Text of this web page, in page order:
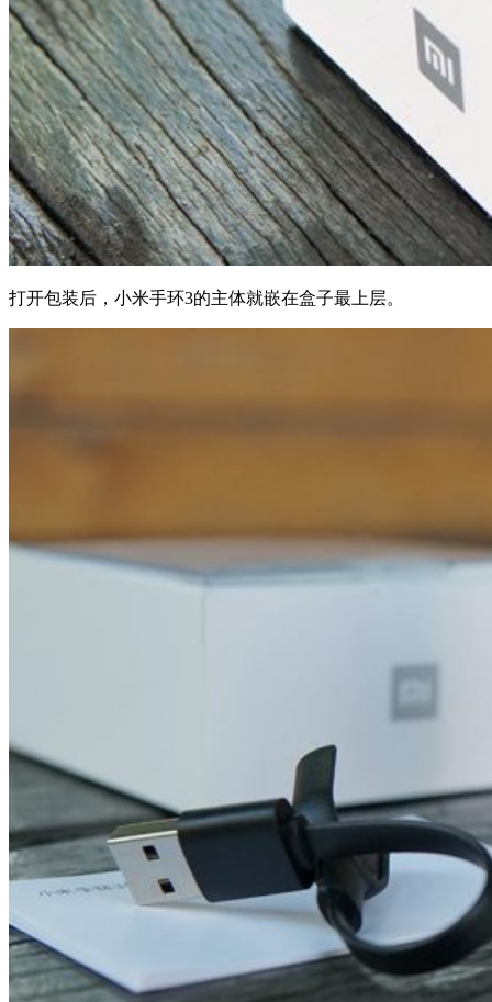
打开包装后，小米手环3的主体就嵌在盒子最上层。